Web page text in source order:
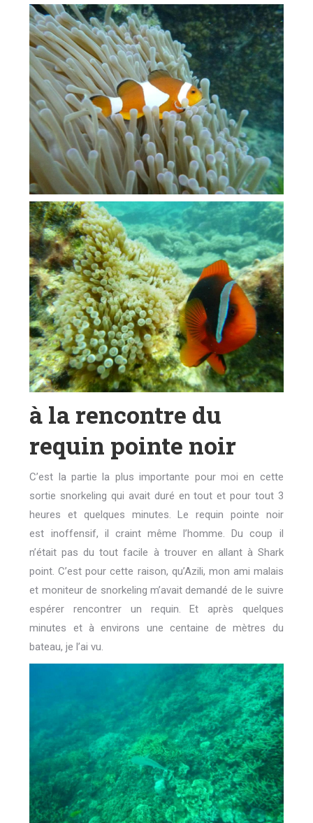
à la rencontre du
requin pointe noir
C’est la partie la plus importante pour moi en cette
sortie snorkeling qui avait duré en tout et pour tout 3
heures et quelques minutes. Le requin pointe noir
est inoffensif, il craint même l’homme. Du coup il
n’était pas du tout facile à trouver en allant à Shark
point. C’est pour cette raison, qu’Azili, mon ami malais
et moniteur de snorkeling m’avait demandé de le suivre
espérer rencontrer un requin. Et après quelques
minutes et à environs une centaine de mètres du
bateau, je l’ai vu.